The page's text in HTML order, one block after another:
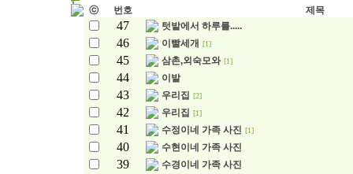
ⓒ 번호 제목
47 텃밭에서 하루를.....
46 이빨세개 [1]
45 삼촌,외숙모와 [1]
44 이발
43 우리집 [2]
42 우리집 [1]
41 수정이네 가족 사진 [1]
40 수현이네 가족 사진
39 수경이네 가족 사진